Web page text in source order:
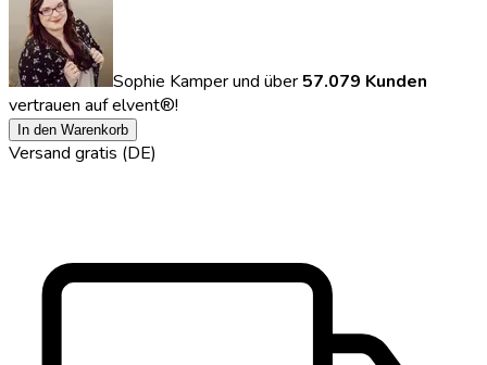
Sophie Kamperund über 57.079 Kunden
vertrauen auf elvent®!
In den Warenkorb
Versand gratis (DE)